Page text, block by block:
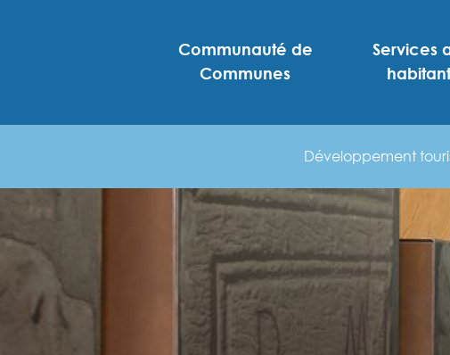
Communauté de
Communes
Services
Développement